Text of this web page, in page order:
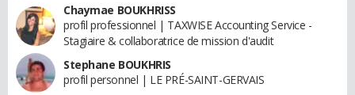
Chaymae BOUKHRISS
profil professionnel | TAXWISE Accounting Service -
Stagiaire & collaboratrice de mission d'audit
Stephane BOUKHRIS
profil personnel | LE PRÉ-SAINT-GERVAIS